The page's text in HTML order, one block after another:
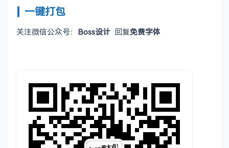
一键打包
关注微信公众号： Boss设计 回复免费字体